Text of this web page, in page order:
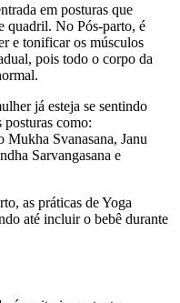
em posturas que
quadril. No Pós-parto, é
e tonificar os músculos
pois todo o corpo da
já esteja se sentindo
como:
Mukha Svanasana, Janu
Sarvangasana e
as práticas de Yoga
até incluir o bebê durante